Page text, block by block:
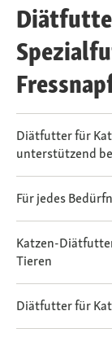
Diätfutter für
unterstützend
Für jedes
Katzen-
Tieren
Diätfutter für